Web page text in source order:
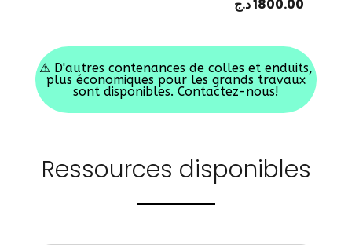
1800.00د.ج
⚠ D'autres contenances de colles et enduits,
plus économiques pour les grands travaux
sont disponibles. Contactez-nous!
Ressources disponibles